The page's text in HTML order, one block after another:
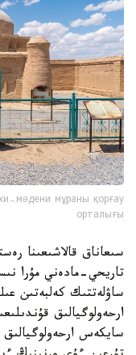
мәдени мұраны қорғау
орталығы
سىعاناق قالاشىعىنا
تاريحي-مادەني مۇرا
ساۋلەتتىك كەلبەتىن
ارحەولوگيالىق